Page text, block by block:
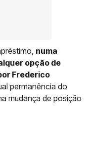
numa
opção de
Frederico
permanência do
mudança de posição